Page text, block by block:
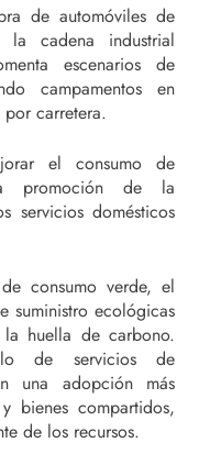
de automóviles de
la cadena industrial
escenarios de
campamentos en
por carretera.
el consumo de
promoción de la
servicios domésticos
consumo verde, el
suministro ecológicas
huella de carbono.
de servicios de
una adopción más
bienes compartidos,
de los recursos.